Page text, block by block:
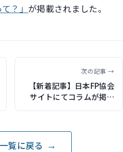
？」 が掲載されました。
次の記事 →
【新着記事】日本FP協会
サイトにてコラムが掲載
壁」 2016年からは
「106万円の壁」が追加
覧に戻る